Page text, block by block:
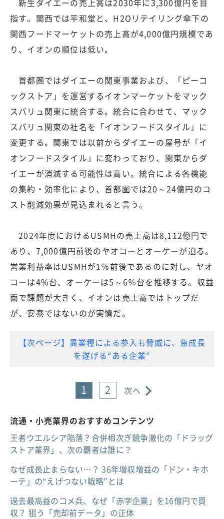
新生ダイエーの売上高は2030年に3,300億円を目
指す。関西では平和堂と、H2Oリテイリング傘下の
関西フードマーケットの売上高が4,000億円規模であ
り、イオンの順位は低い。
首都圏ではダイエーの関東事業および、「ピーコ
ックストア」を運営するイオンマーケットをマック
スバリュ関東に統合する。統合に合わせて、マック
スバリュ関東の社名を「イオンフードスタイル」に
変更する。関東では以前からダイエーの屋号が「イ
オンフードスタイル」に変わっており、関東からダ
イエーが消滅する可能性は高い。統合による各機能
の集約・効率化により、首都圏では20～24億円のコ
スト削減効果が見込まれると言う。
2024年度におけるUSMHの売上高は8,112億円で
あり、7,000億円前後のヤオコーとオーケーが迫る。
営業利益率はUSMHが1％前後であるのに対し、ヤオ
コーは4%台、オーケーは5～6％台を推移する。収益
面で課題が大きく、イオンは売上高ではトップだ
が、安泰ではないのが実情だ。
【次ページ】異業種による参入も脅威に、急成長
を遂げる“ある企業”
1 2 次へ
流通・小売業界のおすすめコンテンツ
王者ウエルシア陥落？合併相次ぎ競争激化の「ドラッグ
ストア業界」、次の覇者は誰に？
なぜ成長止まらない…？ 36年増収増益の「ドン・キホ
ーテ」の“えげつない戦略”とは
過去最高益のコメ兵、なぜ「赤字企業」を16億円で買
収？ 狙う「売却前データ」の正体